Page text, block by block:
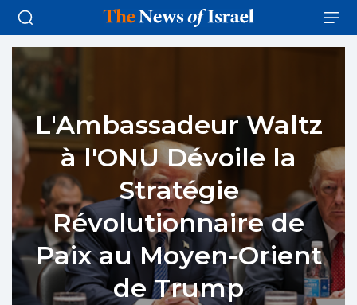
L'Ambassadeur Waltz
à l'ONU Dévoile la
Stratégie
Révolutionnaire de
Paix au Moyen-Orient
de Trump